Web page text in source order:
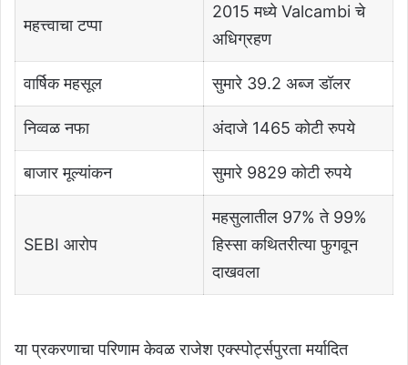
महत्त्वाचा टप्पा
2015 मध्ये Valcambi चे
अधिग्रहण
वार्षिक महसूल सुमारे 39.2 अब्ज डॉलर
निव्वळ नफा अंदाजे 1465 कोटी रुपये
बाजार मूल्यांकन सुमारे 9829 कोटी रुपये
SEBI आरोप
महसुलातील 97% ते 99%
हिस्सा कथितरीत्या फुगवून
दाखवला
या प्रकरणाचा परिणाम केवळ राजेश एक्स्पोर्ट्सपुरता मर्यादित